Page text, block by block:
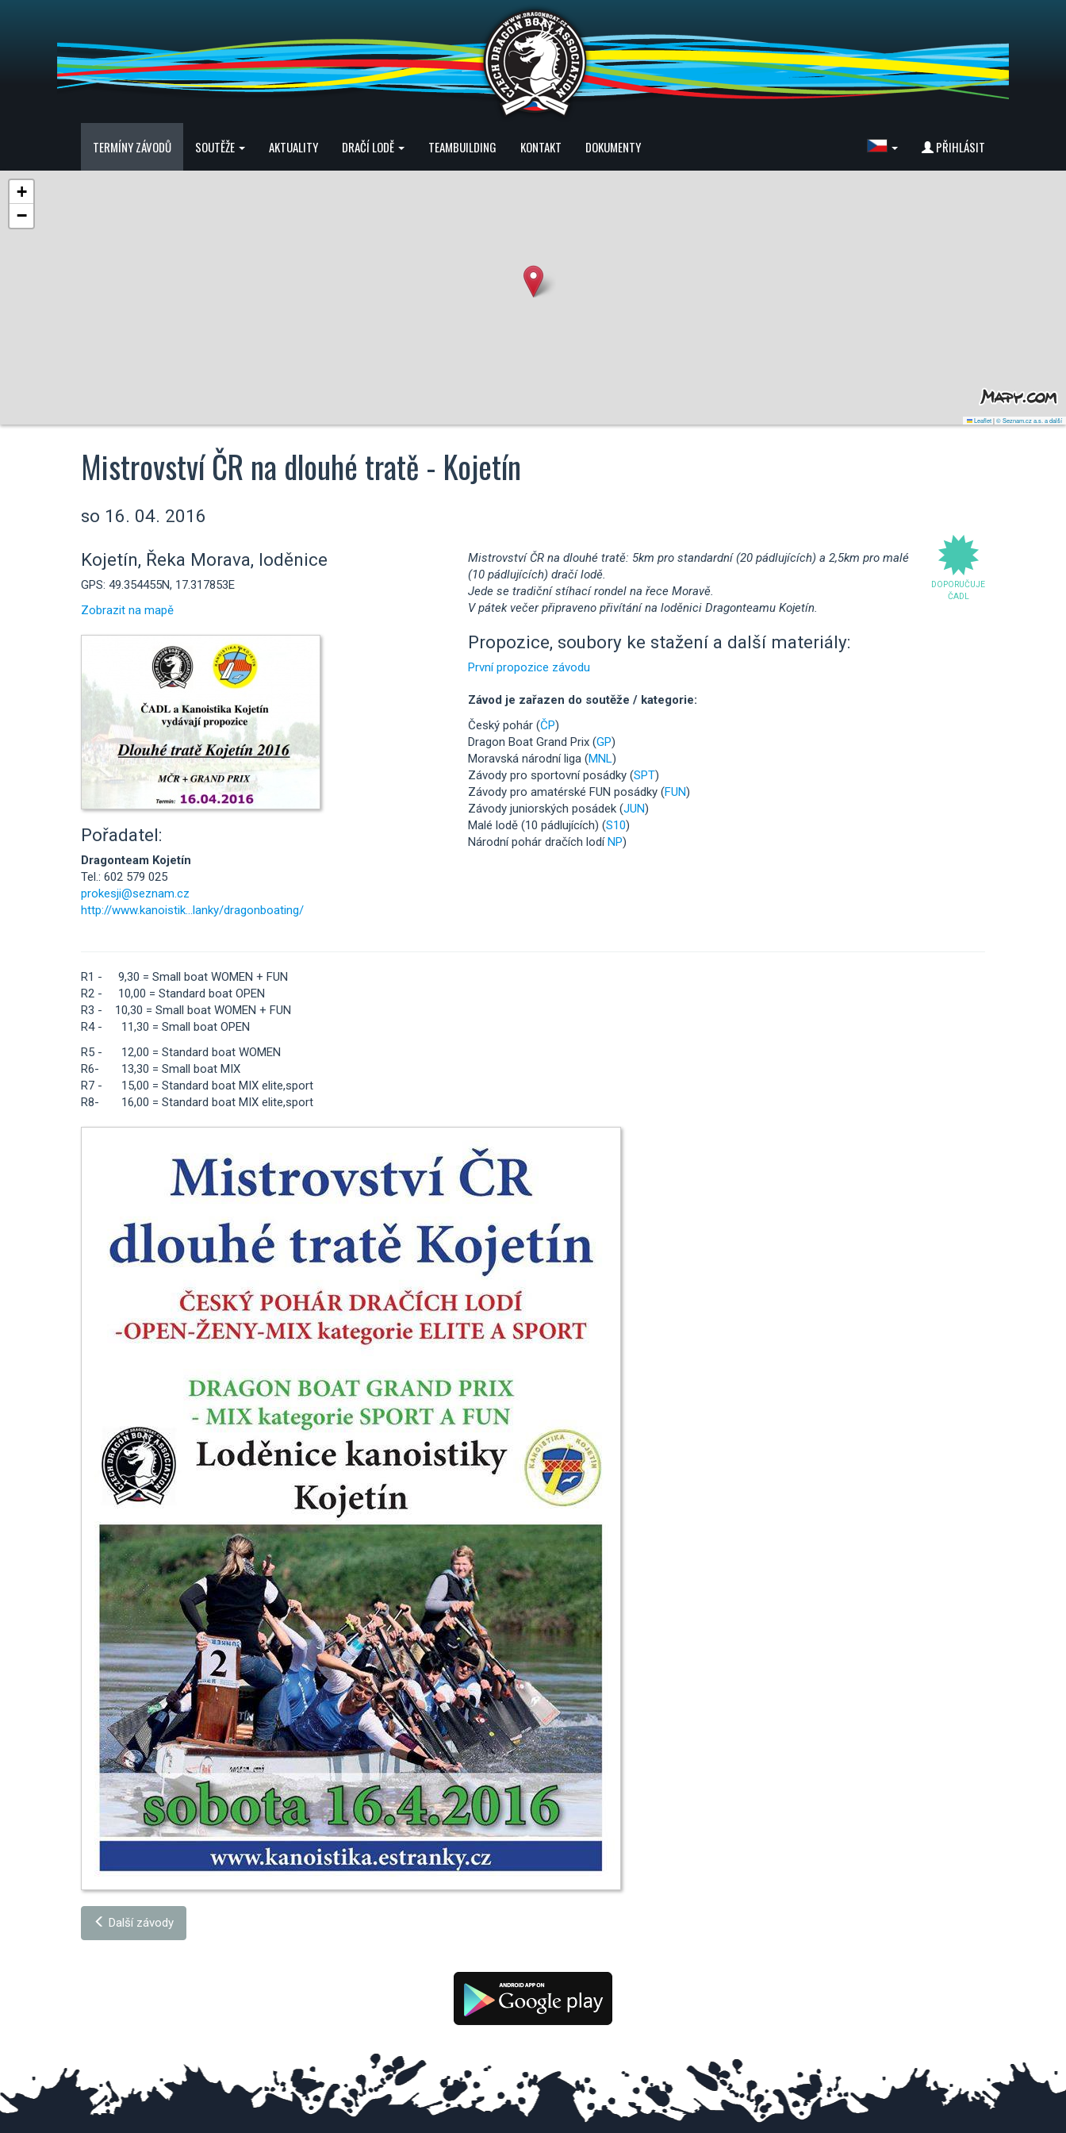
TERMÍNY ZÁVODŮ SOUTĚŽE AKTUALITY DRAČÍ LODĚ TEAMBUILDING KONTAKT DOKUMENTY PŘIHLÁSIT
+
−
Leaflet|© Seznam.cz a.s. a další
Mistrovství ČR na dlouhé tratě - Kojetín
so 16. 04. 2016
Kojetín, Řeka Morava, loděnice
GPS: 49.354455N, 17.317853E
Zobrazit na mapě
Pořadatel:
Dragonteam Kojetín
Tel.: 602 579 025
prokesji@seznam.cz
http://www.kanoistik...lanky/dragonboating/
DOPORUČUJE
ČADL
Mistrovství ČR na dlouhé tratě: 5km pro standardní (20 pádlujících) a 2,5km pro malé
(10 pádlujících) dračí lodě.
Jede se tradiční stíhací rondel na řece Moravě.
V pátek večer připraveno přivítání na loděnici Dragonteamu Kojetín.
Propozice, soubory ke stažení a další materiály:
První propozice závodu
Závod je zařazen do soutěže / kategorie:
Český pohár (ČP)
Dragon Boat Grand Prix (GP)
Moravská národní liga (MNL)
Závody pro sportovní posádky (SPT)
Závody pro amatérské FUN posádky (FUN)
Závody juniorských posádek (JUN)
Malé lodě (10 pádlujících) (S10)
Národní pohár dračích lodíNP)
R1 - 9,30 = Small boat WOMEN + FUN
R2 - 10,00 = Standard boat OPEN
R3 - 10,30 = Small boat WOMEN + FUN
R4 - 11,30 = Small boat OPEN
R5 - 12,00 = Standard boat WOMEN
R6- 13,30 = Small boat MIX
R7 - 15,00 = Standard boat MIX elite,sport
R8- 16,00 = Standard boat MIX elite,sport
Další závody